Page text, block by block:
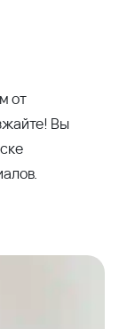
от
Вы